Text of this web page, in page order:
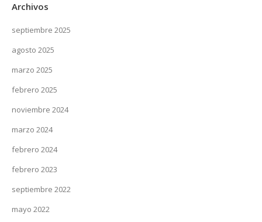
Archivos
septiembre 2025
agosto 2025
marzo 2025
febrero 2025
noviembre 2024
marzo 2024
febrero 2024
febrero 2023
septiembre 2022
mayo 2022